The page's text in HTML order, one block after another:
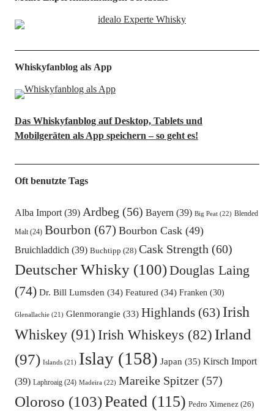
Whiskyfanblog als App
Das Whiskyfanblog auf Desktop, Tablets und
Mobilgeräten als App speichern – so geht es!
Oft benutzte Tags
Alba Import(39) Ardbeg (56) Bayern(39) Big Peat(22) Blended
Malt(24) Bourbon (67) Bourbon Cask(49)
Bruichladdich(39) Buchtipp (28) Cask Strength (60)
Deutscher Whisky(100)Douglas Laing
(74) Dr. Bill Lumsden (34) Featured (34) Franken(30)
Glenallachie(21) Glenmorangie (33) Highlands(63) Irish
Whiskey(91) Irish Whiskeys (82) Irland
(97) Islands(21) Islay(158) Japan (35) Kirsch Import
(39) Laphroaig(24) Madeira(22) Mareike Spitzer(57)
Oloroso (103)Peated(115) Pedro Ximenez(26)